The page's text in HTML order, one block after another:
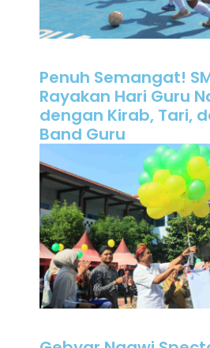
Penuh Semangat!
Rayakan Hari Guru
dengan Kirab, Tari,
Band Guru